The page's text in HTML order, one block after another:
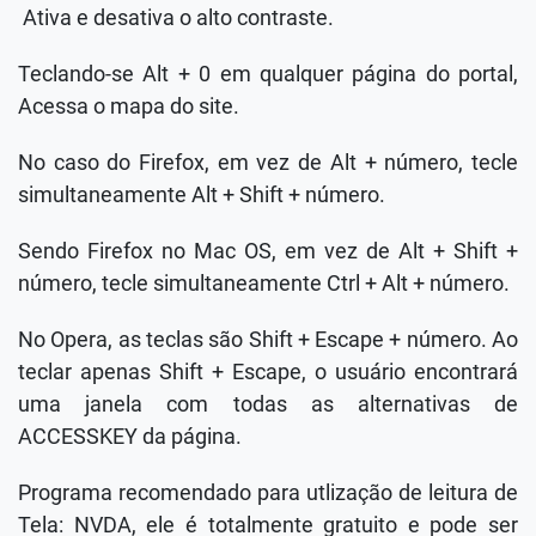
Ativa e desativa o alto contraste.
Teclando-se Alt + 0 em qualquer página do portal,
Acessa o mapa do site.
No caso do Firefox, em vez de Alt + número, tecle
simultaneamente Alt + Shift + número.
Sendo Firefox no Mac OS, em vez de Alt + Shift +
número, tecle simultaneamente Ctrl + Alt + número.
No Opera, as teclas são Shift + Escape + número. Ao
teclar apenas Shift + Escape, o usuário encontrará
uma janela com todas as alternativas de
ACCESSKEY da página.
Programa recomendado para utlização de leitura de
Tela: NVDA, ele é totalmente gratuito e pode ser